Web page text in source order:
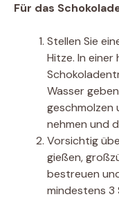
Für das
Stellen Sie
Hitze. In
Wasser
geschmolzen
nehmen und
Vorsichtig
gießen,
bestreuen
mindestens 3